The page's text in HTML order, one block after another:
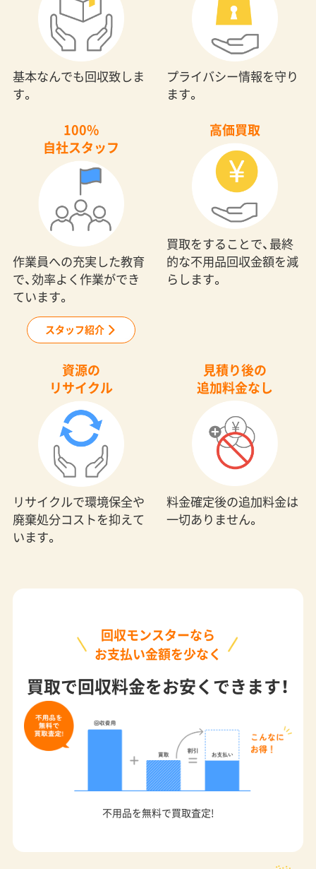
基本なんでも回収致しま
す。
プライバシー情報を守り
ます。
100%
自社スタッフ
作業員への充実した教育
で、効率よく作業ができ
ています。
スタッフ紹介
高価買取
買取をすることで、最終
的な不用品回収金額を減
らします。
資源の
リサイクル
リサイクルで環境保全や
廃棄処分コストを抑えて
います。
見積り後の
追加料金なし
料金確定後の追加料金は
一切ありません。
回収モンスターなら
お支払い金額を少なく
買取で回収料金をお安くできます！
不用品を無料で買取査定!